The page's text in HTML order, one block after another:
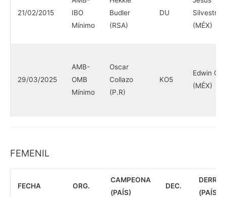
21/02/2015
IBO
Mínimo
Budler
(RSA)
DU
Silvestre
(MÉX)
29/03/2025
AMB-
OMB
Mínimo
Oscar
Collazo
(P.R)
KO5
Edwin
(MÉX)
FEMENIL
FECHA ORG.
CAMPEONA
(PAÍS)
DEC.
(PAÍS)